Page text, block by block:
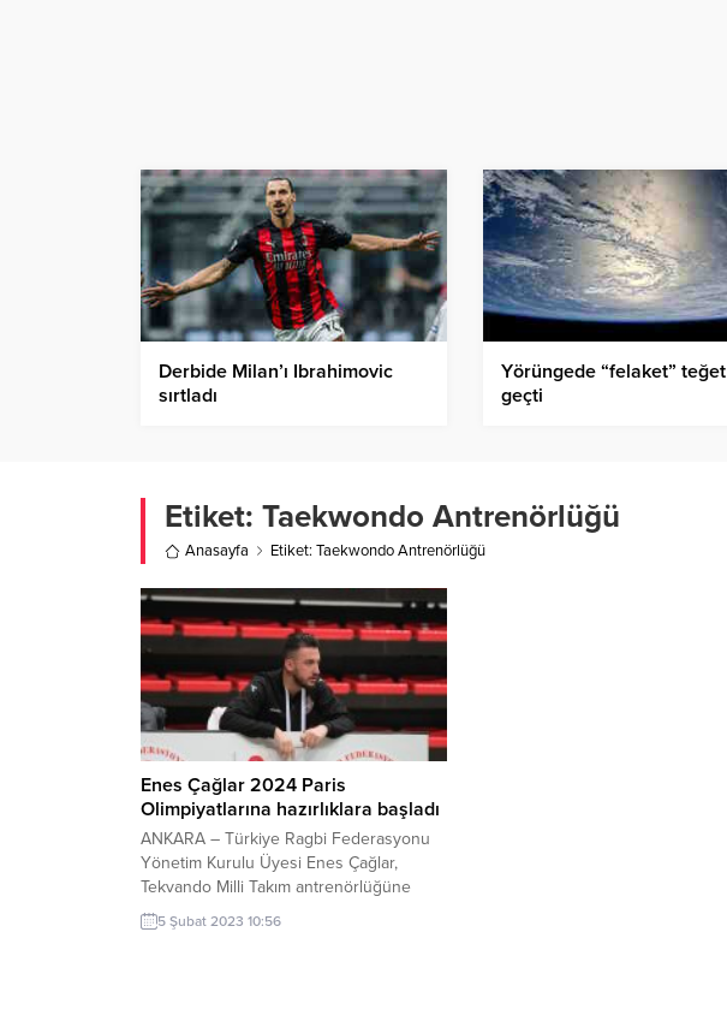
Derbide Milan’ı Ibrahimovic
sırtladı
Yörüngede “felaket” teğet
geçti
Etiket: Taekwondo Antrenörlüğü
Anasayfa Etiket: Taekwondo Antrenörlüğü
Enes Çağlar 2024 Paris
Olimpiyatlarına hazırlıklara başladı
ANKARA – Türkiye Ragbi Federasyonu
Yönetim Kurulu Üyesi Enes Çağlar,
Tekvando Milli Takım antrenörlüğüne
seçildi. Aynı zamanda tekvando
antrenörü olan Enes Çağlar yaptığı
5 Şubat 2023 10:56